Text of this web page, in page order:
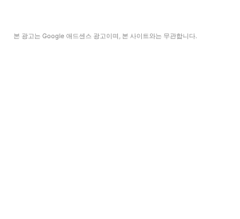
본 광고는 Google 애드센스 광고이며, 본 사이트와는 무관합니다.